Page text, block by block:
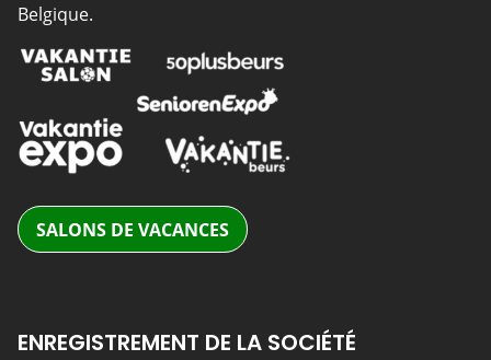
Belgique.
SALONS DE VACANCES
ENREGISTREMENT DE LA SOCIÉTÉ